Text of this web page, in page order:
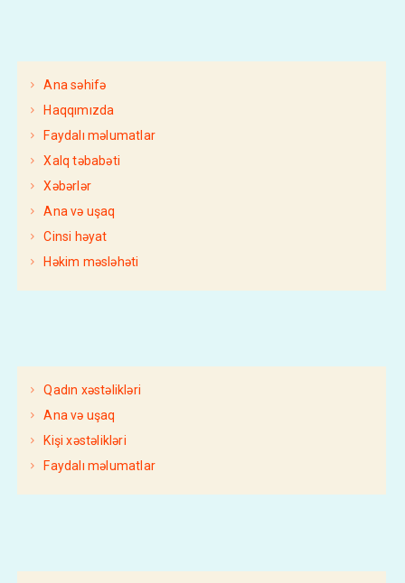
Ana səhifə
Haqqımızda
Faydalı məlumatlar
Xalq təbabəti
Xəbərlər
Ana və uşaq
Cinsi həyat
Həkim məsləhəti
Qadın xəstəlikləri
Ana və uşaq
Kişi xəstəlikləri
Faydalı məlumatlar